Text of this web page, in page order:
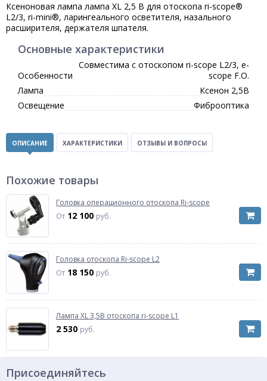
Ксеноновая лампа лампа XL 2,5 В для отоскопа ri-scope®
L2/3, ri-mini®, ларингеального осветителя, назального
расширителя, держателя шпателя.
Основные характеристики
Особенности
Совместима с отоскопом ri-scope L2/3, e-
scope F.O.
Лампа
Ксенон 2,5В
Освещение
Фиброоптика
ОПИСАНИЕ ХАРАКТЕРИСТИКИ ОТЗЫВЫ И ВОПРОСЫ
Похожие товары
Головка операционного отоскопа Ri-scope
От 12 100 руб.
Головка отоскопа Ri-scope L2
От 18 150 руб.
Лампа XL 3,5В отоскопа ri-scope L1
2 530 руб.
Присоединяйтесь